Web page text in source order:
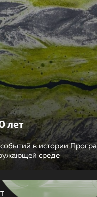
лет
событий в истории
среде